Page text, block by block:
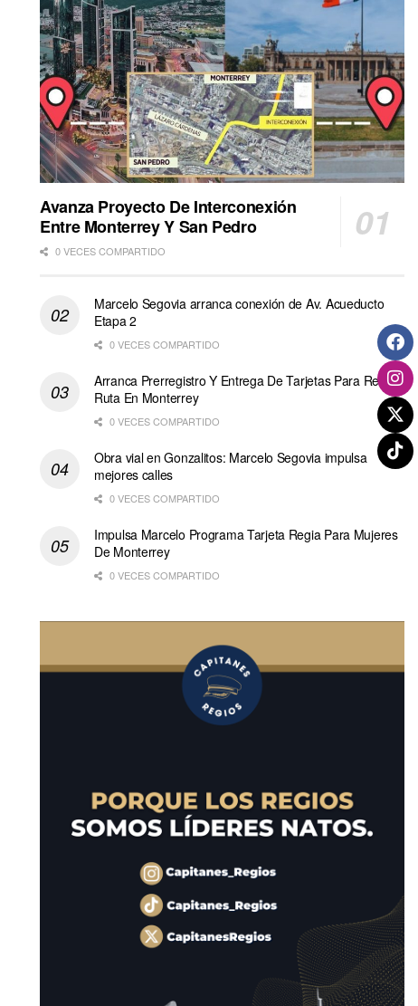
Avanza Proyecto De Interconexión
Entre Monterrey Y San Pedro
0 VECES COMPARTIDO
Marcelo Segovia arranca conexión de Av. Acueducto
Etapa 2
0 VECES COMPARTIDO
Arranca Prerregistro Y Entrega De Tarjetas Para Regio
Ruta En Monterrey
0 VECES COMPARTIDO
Obra vial en Gonzalitos: Marcelo Segovia impulsa
mejores calles
0 VECES COMPARTIDO
Impulsa Marcelo Programa Tarjeta Regia Para Mujeres
De Monterrey
0 VECES COMPARTIDO